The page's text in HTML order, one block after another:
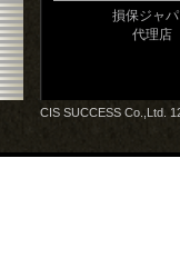
損保ジャ
代理店
CIS SUCCESS Co.,Ltd.